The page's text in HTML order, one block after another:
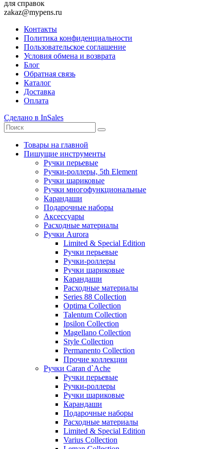
для справок
zakaz@mypens.ru
Контакты
Политика конфиденциальности
Пользовательское соглашение
Условия обмена и возврата
Блог
Обратная связь
Каталог
Доставка
Оплата
Сделано в InSales
Товары на главной
Пишущие инструменты
Ручки перьевые
Ручки-роллеры, 5th Element
Ручки шариковые
Ручки многофункциональные
Карандаши
Подарочные наборы
Аксессуары
Расходные материалы
Ручки Aurora
Limited & Special Edition
Ручки перьевые
Ручки-роллеры
Ручки шариковые
Карандаши
Расходные материалы
Series 88 Collection
Optima Collection
Talentum Collection
Ipsilon Collection
Magellano Collection
Style Collection
Permanento Collection
Прочие коллекции
Ручки Caran d`Ache
Ручки перьевые
Ручки-роллеры
Ручки шариковые
Карандаши
Подарочные наборы
Расходные материалы
Limited & Special Edition
Varius Collection